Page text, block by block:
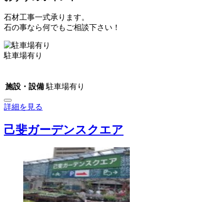
石材工事一式承ります。
石の事なら何でもご相談下さい！
駐車場有り
施設・設備 駐車場有り
詳細を見る
己斐ガーデンスクエア